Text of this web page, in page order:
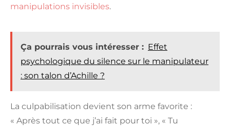
manipulations invisibles.
Ça pourrais vous intéresser : Effet
psychologique du silence sur le manipulateur
: son talon d’Achille ?
La culpabilisation devient son arme favorite :
« Après tout ce que j’ai fait pour toi », « Tu